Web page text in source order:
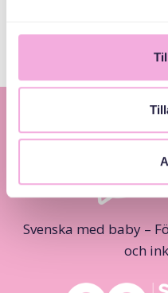
Svenska med baby –
och